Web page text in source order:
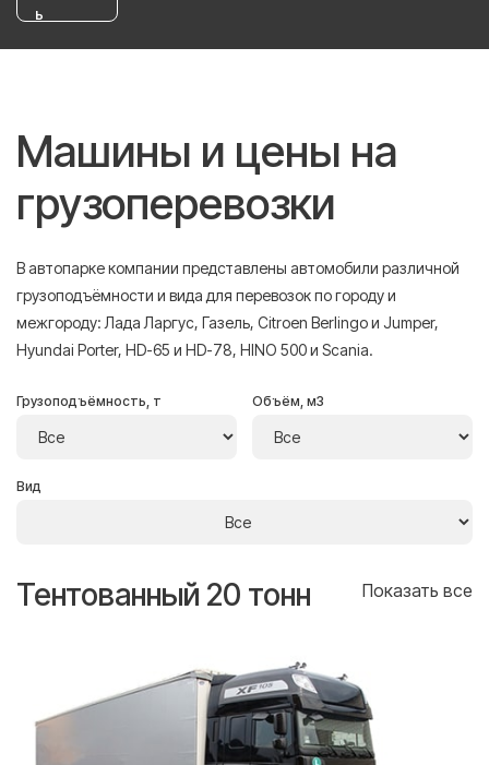
ь
Машины и цены на
грузоперевозки
В автопарке компании представлены автомобили различной
грузоподъёмности и вида для перевозок по городу и
межгороду: Лада Ларгус, Газель, Citroen Berlingo и Jumper,
Hyundai Porter, HD-65 и HD-78, HINO 500 и Scania.
Грузоподъёмность, т Объём, м3
Вид
Тентованный 20 тонн Показать все